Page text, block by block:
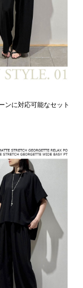
ンに対応可能なセット